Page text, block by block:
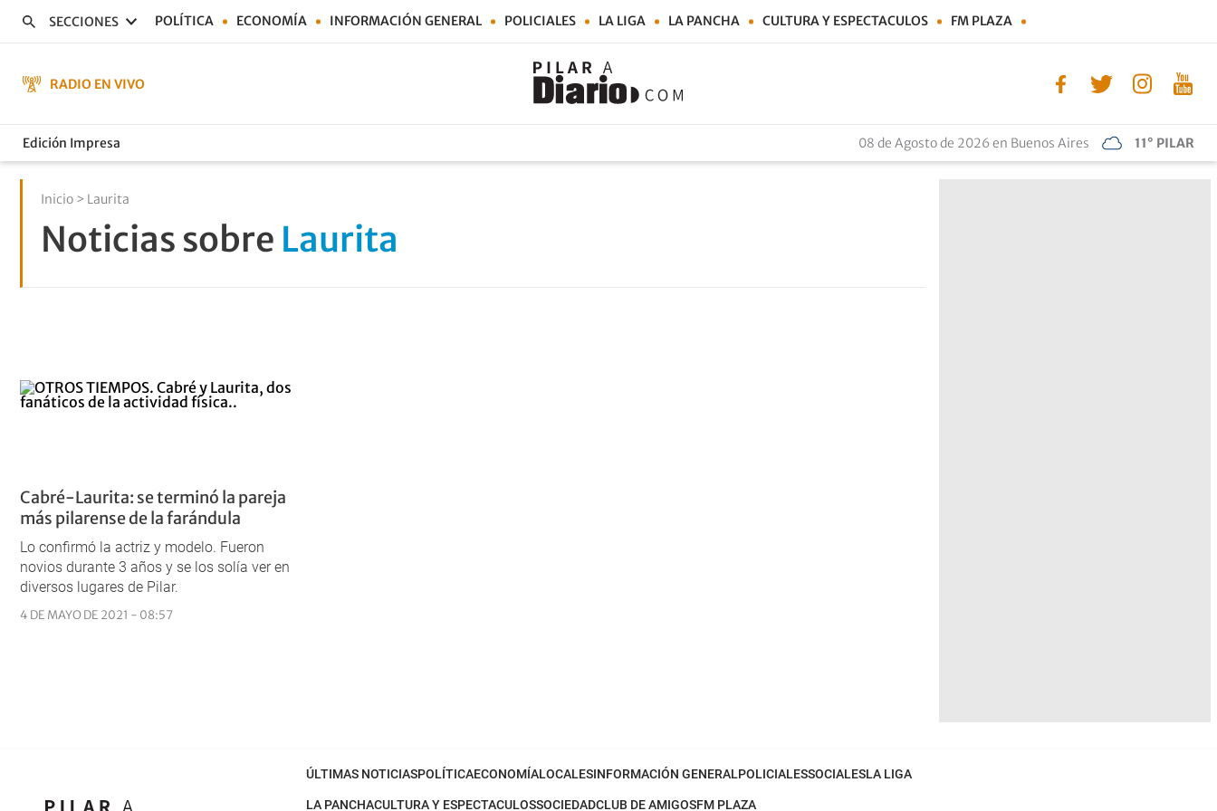
SECCIONES POLÍTICA ECONOMÍA INFORMACIÓN GENERAL POLICIALES LA LIGA LA PANCHA CULTURA Y ESPECTACULOS FM PLAZA
RADIO EN VIVO
Edición Impresa 08 de Agosto de 2026 en Buenos Aires 11° PILAR
Inicio > Laurita
Noticias sobre Laurita
Cabré-Laurita: se terminó la pareja
más pilarense de la farándula
Lo confirmó la actriz y modelo. Fueron
novios durante 3 años y se los solía ver en
diversos lugares de Pilar.
4 DE MAYO DE 2021 - 08:57
ÚLTIMAS NOTICIASPOLÍTICAECONOMÍALOCALESINFORMACIÓN GENERALPOLICIALESSOCIALESLA LIGA
LA PANCHACULTURA Y ESPECTACULOSSOCIEDADCLUB DE AMIGOSFM PLAZA